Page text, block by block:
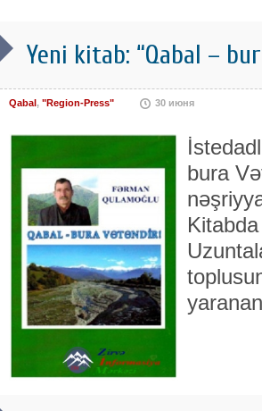
Yeni kitab: “Qabal –
Qabal, "Region-Press" 30 июня
bura